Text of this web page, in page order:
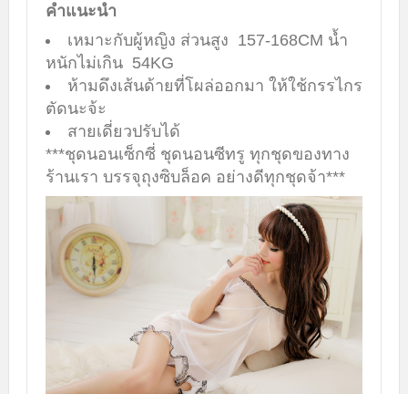
คำแนะนำ
เหมาะกับผู้หญิง ส่วนสูง 157-168CM น้ำ
หนักไม่เกิน 54KG
ห้ามดึงเส้นด้ายที่โผล่ออกมา ให้ใช้กรรไกร
ตัดนะจ้ะ
สายเดี่ยวปรับได้
***ชุดนอนเซ็กซี่ ชุดนอนซีทรู ทุกชุดของทาง
ร้านเรา บรรจุถุงซิบล็อค อย่างดีทุกชุดจ้า***